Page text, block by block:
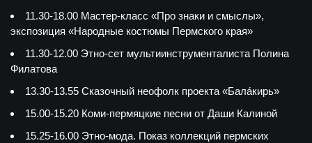
11.30-18.00 Мастер-класс «Про знаки и смыслы»,
экспозиция «Народные костюмы Пермского края»
11.30-12.00 Этно-сет мультиинструменталиста Полина
Филатова
13.30-13.55 Сказочный неофолк проекта «Бала́кирь»
15.00-15.20 Коми-пермяцкие песни от Даши Калиной
15.25-16.00 Этно-мода. Показ коллекций пермских